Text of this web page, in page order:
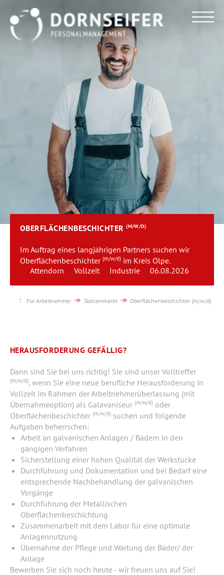
OBERFLÄCHENBESCHICHTER(M/W/D)
Im Auftrag eines langjährigen Partners suchen wir
Oberflächenbeschichter (m/w/d) im Kreis Olpe.
Attendorn
Vollzeit Industrie 06.08.2026
Für Arbeitnehmer Stellenmarkt Oberflächenbeschichter (m/w/d)
HERAUSFORDERUNG GEFÄLLIG?
Dann sind Sie bei uns richtig! Sie sind unser Volltreffer
(m/w/d), wenn Sie eine neue berufliche Herausforderung in
Vollzeit im Rahmen der Arbeitnehmerüberlassung (mit
Übernahmeoption) als Galavaniseur (m/w/d) oder
Oberflächenbeschichter (m/w/d) suchen und folgende
Aufgaben beherrschen:
Arbeit an galvanischen Anlagen / Bädern in den
gängigen Verfahren
Sicherstellung einer hohen Qualität der Werkstücke
Durchführung und Dokumentation und bei Bedarf eine
entsprechende Nachbehandlung der galvanischen
Vorgänge
Durchführung der Metallischen
Oberflächenbeschichtung
Zusammenarbeit mit dem Labor für eine optimale
Anlagennutzung
Übernahme der Pflege und Wartung der Bäder/ der
Anlage
Bewerben Sie sich noch heute - wir freuen uns auf Sie!
Für Arbeitnehmer
Für Unternehmen
Dornseifer DNA
Referenzen
Stellenmarkt
Blog
Team
Kontakt
Karriere